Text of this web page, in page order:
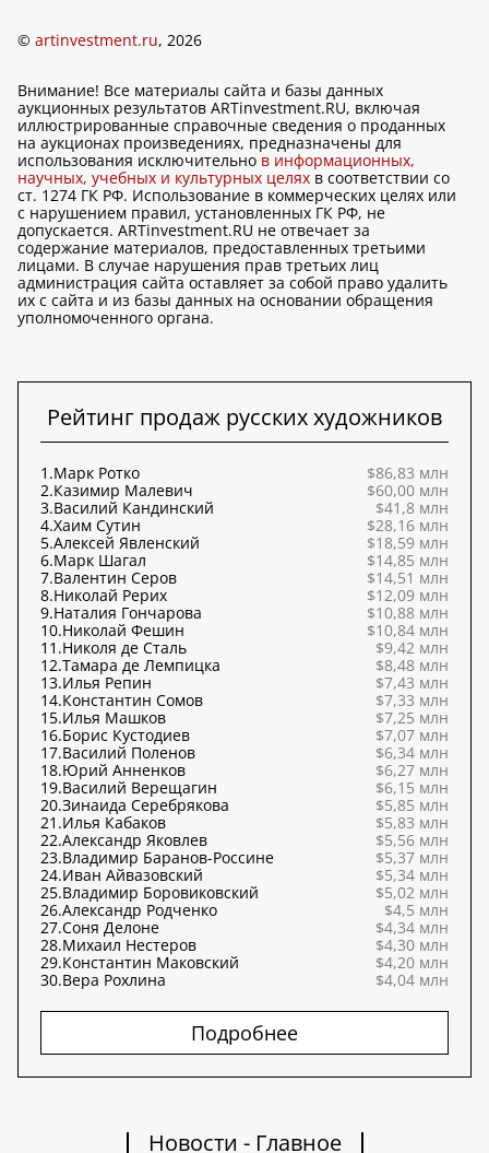
© artinvestment.ru, 2026
Внимание! Все материалы сайта и базы данных
аукционных результатов ARTinvestment.RU, включая
иллюстрированные справочные сведения о проданных
на аукционах произведениях, предназначены для
использования исключительно в информационных,
научных, учебных и культурных целях в соответствии со
ст. 1274 ГК РФ. Использование в коммерческих целях или
с нарушением правил, установленных ГК РФ, не
допускается. ARTinvestment.RU не отвечает за
содержание материалов, предоставленных третьими
лицами. В случае нарушения прав третьих лиц
администрация сайта оставляет за собой право удалить
их с сайта и из базы данных на основании обращения
уполномоченного органа.
Рейтинг продаж русских художников
1.Марк Ротко
$86,83 млн
2.Казимир Малевич
$60,00 млн
3.Василий Кандинский
$41,8 млн
4.Хаим Сутин
$28,16 млн
5.Алексей Явленский
$18,59 млн
6.Марк Шагал
$14,85 млн
7.Валентин Серов
$14,51 млн
8.Николай Рерих
$12,09 млн
9.Наталия Гончарова
$10,88 млн
10.Николай Фешин
$10,84 млн
11.Николя де Сталь
$9,42 млн
12.Тамара де Лемпицка
$8,48 млн
13.Илья Репин
$7,43 млн
14.Константин Сомов
$7,33 млн
15.Илья Машков
$7,25 млн
16.Борис Кустодиев
$7,07 млн
17.Василий Поленов
$6,34 млн
18.Юрий Анненков
$6,27 млн
19.Василий Верещагин
$6,15 млн
20.Зинаида Серебрякова
$5,85 млн
21.Илья Кабаков
$5,83 млн
22.Александр Яковлев
$5,56 млн
23.Владимир Баранов-Россине
$5,37 млн
24.Иван Айвазовский
$5,34 млн
25.Владимир Боровиковский
$5,02 млн
26.Александр Родченко
$4,5 млн
27.Соня Делоне
$4,34 млн
28.Михаил Нестеров
$4,30 млн
29.Константин Маковский
$4,20 млн
30.Вера Рохлина $4,04 млн
Подробнее
Новости - Главное